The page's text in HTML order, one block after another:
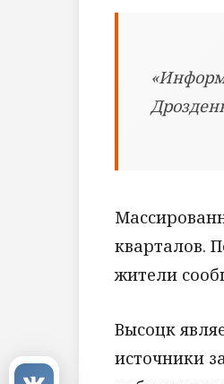
кварталов.
жители
Высоцк
источники